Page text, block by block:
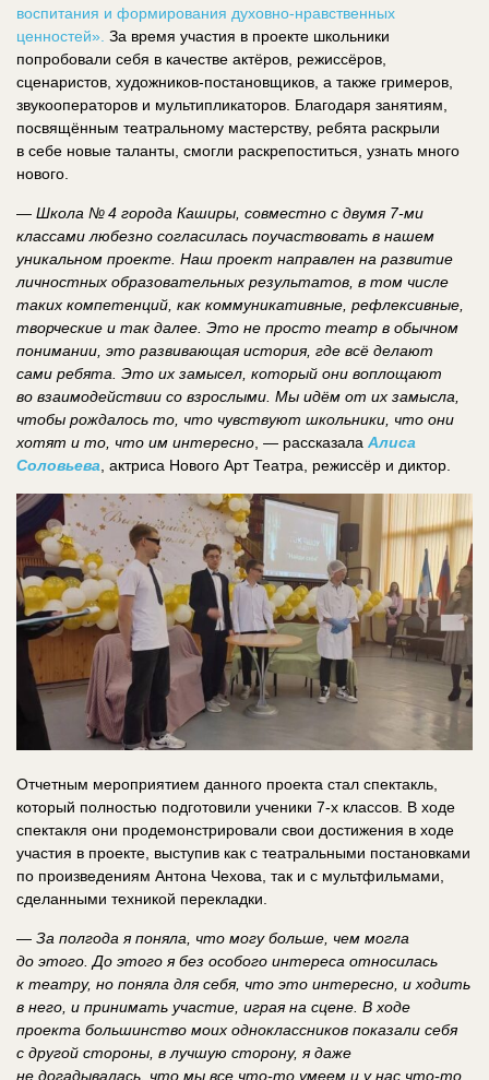
воспитания и формирования духовно-нравственных
ценностей». За время участия в проекте школьники
попробовали себя в качестве актёров, режиссёров,
сценаристов, художников-постановщиков, а также гримеров,
звукооператоров и мультипликаторов. Благодаря занятиям,
посвящённым театральному мастерству, ребята раскрыли
в себе новые таланты, смогли раскрепоститься, узнать много
нового.
— Школа № 4 города Каширы, совместно с двумя 7-ми
классами любезно согласилась поучаствовать в нашем
уникальном проекте. Наш проект направлен на развитие
личностных образовательных результатов, в том числе
таких компетенций, как коммуникативные, рефлексивные,
творческие и так далее. Это не просто театр в обычном
понимании, это развивающая история, где всё делают
сами ребята. Это их замысел, который они воплощают
во взаимодействии со взрослыми. Мы идём от их замысла,
чтобы рождалось то, что чувствуют школьники, что они
хотят и то, что им интересно , — рассказала Алиса
Соловьева , актриса Нового Арт Театра, режиссёр и диктор.
Отчетным мероприятием данного проекта стал спектакль,
который полностью подготовили ученики 7-х классов. В ходе
спектакля они продемонстрировали свои достижения в ходе
участия в проекте, выступив как с театральными постановками
по произведениям Антона Чехова, так и с мультфильмами,
сделанными техникой перекладки.
— За полгода я поняла, что могу больше, чем могла
до этого. До этого я без особого интереса относилась
к театру, но поняла для себя, что это интересно, и ходить
в него, и принимать участие, играя на сцене. В ходе
проекта большинство моих одноклассников показали себя
с другой стороны, в лучшую сторону, я даже
не догадывалась, что мы все что-то умеем и у нас что-то